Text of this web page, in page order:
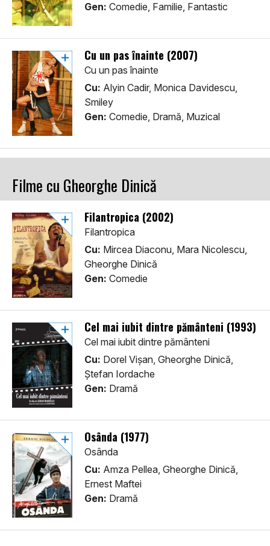
Gen: Comedie, Familie, Fantastic
Cu un pas înainte (2007)
Cu un pas înainte
Cu: Alyin Cadir, Monica Davidescu,
Smiley
Gen: Comedie, Dramă, Muzical
Filme cu Gheorghe Dinică
Filantropica (2002)
Filantropica
Cu: Mircea Diaconu, Mara Nicolescu,
Gheorghe Dinică
Gen: Comedie
Cel mai iubit dintre pământeni (1993)
Cel mai iubit dintre pământeni
Cu: Dorel Vișan, Gheorghe Dinică,
Ștefan Iordache
Gen: Dramă
Osânda (1977)
Osânda
Cu: Amza Pellea, Gheorghe Dinică,
Ernest Maftei
Gen: Dramă